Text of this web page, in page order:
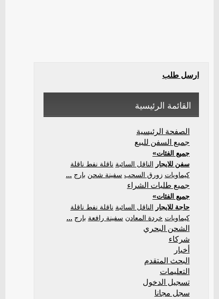
ارسل طلب
القائمة الرئيسية
الصفحة الرئيسية
جميع السفن للبيع
جميع الفئات»
سفن للايجار الناقل السائبة ناقلة نفط ناقلة
كيماويات زورق السحب سفينة شحن بارج ...
جميع طلبات الشراء
جميع الفئات»
حاجة للايجار الناقل السائبة ناقلة نفط ناقلة
كيماويات خردة المعادن سفينة رافعة بارج ...
الشحن البحري
شركاء
أخبار
البحث المتقدم
التعليمات
تسجيل الدخول
سجل مجانا